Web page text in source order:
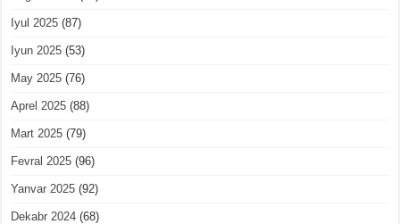
Iyul 2025 (87)
Iyun 2025 (53)
May 2025 (76)
Aprel 2025 (88)
Mart 2025 (79)
Fevral 2025 (96)
Yanvar 2025 (92)
Dekabr 2024 (68)